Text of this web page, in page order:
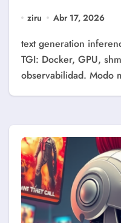
ziru Abr 17, 2026
text generation inference tgi llm con Hugging Face
TGI: Docker, GPU,
observabilidad. Modo